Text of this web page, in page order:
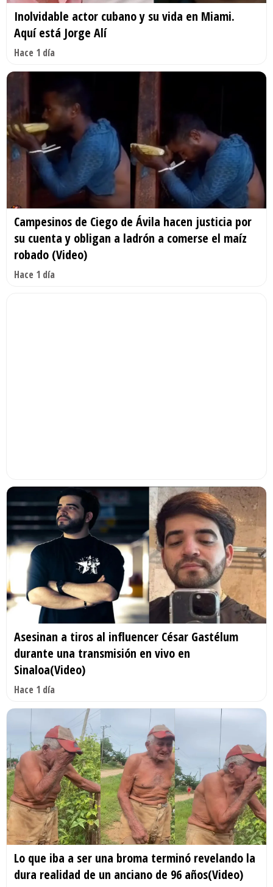
Inolvidable actor cubano y su vida en Miami.
Aquí está Jorge Alí
Hace 1 día
Campesinos de Ciego de Ávila hacen justicia por
su cuenta y obligan a ladrón a comerse el maíz
robado (Video)
Hace 1 día
Asesinan a tiros al influencer César Gastélum
durante una transmisión en vivo en
Sinaloa(Video)
Hace 1 día
Lo que iba a ser una broma terminó revelando la
dura realidad de un anciano de 96 años(Video)